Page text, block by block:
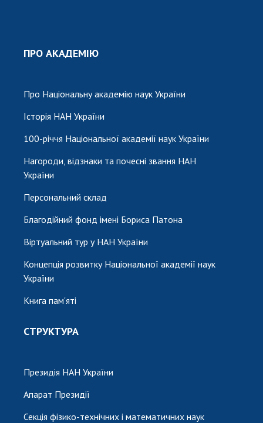
ПРО АКАДЕМІЮ
Про Національну академію наук України
Історія НАН України
100-річчя Національної академії наук України
Нагороди, відзнаки та почесні звання НАН
України
Персональний склад
Благодійний фонд імені Бориса Патона
Віртуальний тур у НАН України
Концепція розвитку Національної академії наук
України
Книга пам'яті
СТРУКТУРА
Президія НАН України
Апарат Президії
Секція фізико-технічних і математичних наук